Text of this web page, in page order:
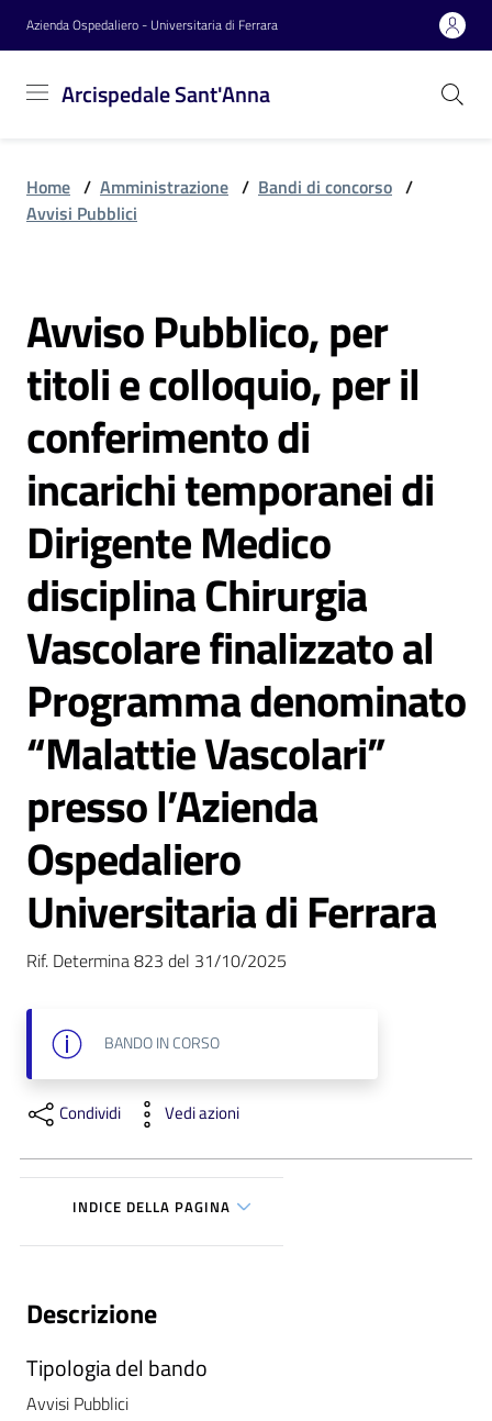
Vai al contenuto
Vai alla navigazione
Vai al footer
Azienda Ospedaliero - Universitaria di Ferrara
Arcispedale Sant'Anna
Sant'Anna
Azienda
Reparti
C
a
r
t
a
S
e
r
v
i
z
i
a
r
t
i
e
n
r
e
Home / Amministrazione / Bandi di concorso /
Avvisi Pubblici
Salta al contenuto
Avviso Pubblico, per
titoli e colloquio, per il
conferimento di
incarichi temporanei di
Dirigente Medico
disciplina Chirurgia
Vascolare finalizzato al
Programma denominato
“Malattie Vascolari”
presso l’Azienda
Ospedaliero
Universitaria di Ferrara
Rif. Determina 823 del 31/10/2025
BANDOIN CORSO
Condividi Vedi azioni
INDICE DELLA PAGINA
Descrizione
Tipologia del bando
Avvisi Pubblici